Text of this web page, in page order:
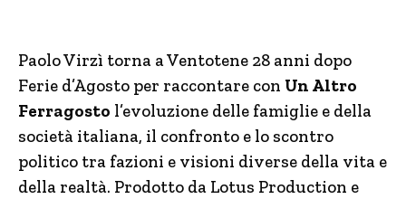
Paolo Virzì torna a Ventotene 28 anni dopo
Ferie d’Agosto per raccontare con Un Altro
Ferragosto l’evoluzione delle famiglie e della
società italiana, il confronto e lo scontro
politico tra fazioni e visioni diverse della vita e
della realtà. Prodotto da Lotus Production e